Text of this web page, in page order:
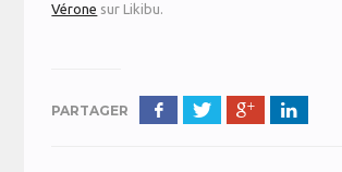
Vérone sur Likibu.
PARTAGER